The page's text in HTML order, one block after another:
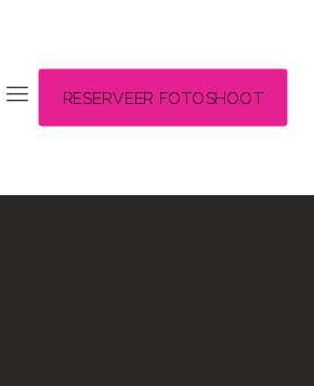
RESERVEER FOTOSHOOT